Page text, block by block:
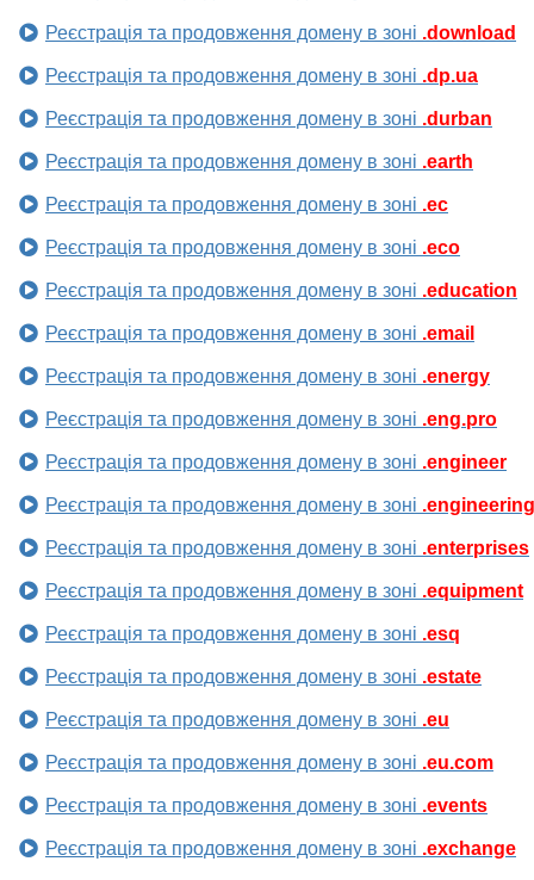
Реєстрація та продовження домену в зоні .download
Реєстрація та продовження домену в зоні .dp.ua
Реєстрація та продовження домену в зоні .durban
Реєстрація та продовження домену в зоні .earth
Реєстрація та продовження домену в зоні .ec
Реєстрація та продовження домену в зоні .eco
Реєстрація та продовження домену в зоні .education
Реєстрація та продовження домену в зоні .email
Реєстрація та продовження домену в зоні .energy
Реєстрація та продовження домену в зоні .eng.pro
Реєстрація та продовження домену в зоні .engineer
Реєстрація та продовження домену в зоні .engineering
Реєстрація та продовження домену в зоні .enterprises
Реєстрація та продовження домену в зоні .equipment
Реєстрація та продовження домену в зоні .esq
Реєстрація та продовження домену в зоні .estate
Реєстрація та продовження домену в зоні .eu
Реєстрація та продовження домену в зоні .eu.com
Реєстрація та продовження домену в зоні .events
Реєстрація та продовження домену в зоні .exchange